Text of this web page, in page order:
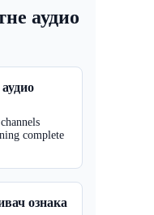
аудио
complete
ознака